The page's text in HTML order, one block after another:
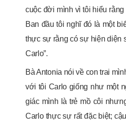
cuộc đời mình vì tôi hiểu
Ban đầu tôi nghĩ đó là một
thực sự rằng có sự hiện diện
Carlo”.
Bà Antonia nói về con trai
với tôi Carlo giống như một
giác mình là trẻ mồ côi
Carlo thực sự rất đặc biệt;